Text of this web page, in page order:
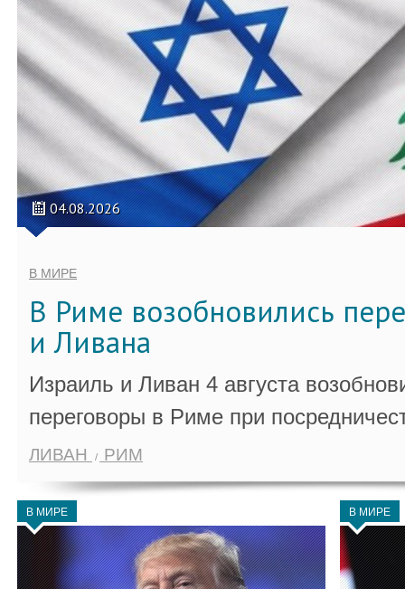
04.08.2026
В МИРЕ
В Риме возобновились
и Ливана
Израиль и Ливан 4 августа
переговоры в Риме при
ЛИВАН РИМ
В МИРЕ В МИРЕ